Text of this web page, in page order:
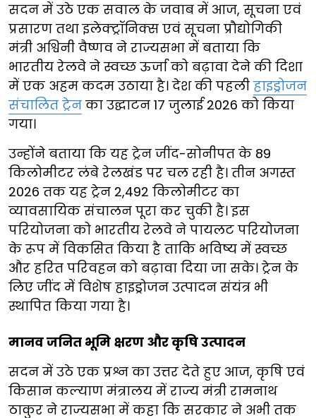
सदन में उठे एक सवाल के जवाब में आज, सूचना एवं
प्रसारण तथा इलेक्ट्रॉनिक्स एवं सूचना प्रौद्योगिकी
मंत्री अश्विनी वैष्णव ने राज्यसभा में बताया कि
भारतीय रेलवे ने स्वच्छ ऊर्जा को बढ़ावा देने की दिशा
में एक अहम कदम उठाया है। देश की पहली हाइड्रोजन
संचालित ट्रेन का उद्घाटन 17 जुलाई 2026 को किया
गया।
उन्होंने बताया कि यह ट्रेन जींद-सोनीपत के 89
किलोमीटर लंबे रेलखंड पर चल रही है। तीन अगस्त
2026 तक यह ट्रेन 2,492 किलोमीटर का
व्यावसायिक संचालन पूरा कर चुकी है। इस
परियोजना को भारतीय रेलवे ने पायलट परियोजना
के रूप में विकसित किया है ताकि भविष्य में स्वच्छ
और हरित परिवहन को बढ़ावा दिया जा सके। ट्रेन के
लिए जींद में विशेष हाइड्रोजन उत्पादन संयंत्र भी
स्थापित किया गया है।
मानव जनित भूमि क्षरण और कृषि उत्पादन
सदन में उठे एक प्रश्न का उत्तर देते हुए आज, कृषि एवं
किसान कल्याण मंत्रालय में राज्य मंत्री रामनाथ
ठाकुर ने राज्यसभा में कहा कि सरकार ने अभी तक